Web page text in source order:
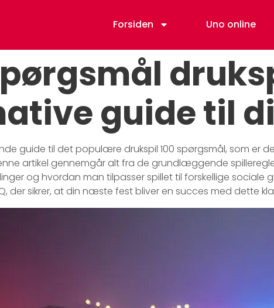
Forsiden Uno online
guide til
guide til det populære drukspil 100 spørgsmål, som
artikel gennemgår alt fra de grundlæggende
og hvordan man tilpasser spillet til forskellige
der sikrer, at din næste fest bliver en succes med dette